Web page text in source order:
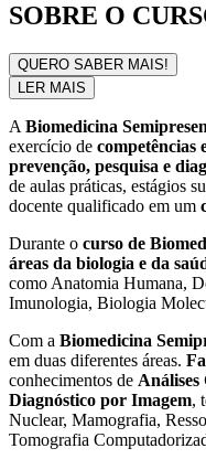
SOBRE O
QUERO SABER MAIS!
LER MAIS
A Biomedicina
exercício de competências
prevenção, pesquisa e
de aulas práticas, estágios
docente qualificado em um
Durante o curso de
áreas da biologia e da
como Anatomia Humana,
Imunologia, Biologia
Com a Biomedicina
em duas diferentes áreas.
conhecimentos de Análises
Diagnóstico por Imagem,
Nuclear, Mamografia,
Tomografia